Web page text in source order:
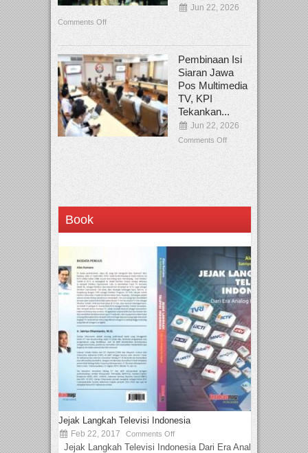
Jun 22, 2026
Comments Off
Pembinaan Isi
Siaran Jawa
Pos Multimedia
TV, KPI
Tekankan...
Jun 22, 2026
Comments Off
Book
Jejak Langkah Televisi Indonesia
Feb 22, 2017 Comments Off
Jejak Langkah Televisi Indonesia Dari Era Analog